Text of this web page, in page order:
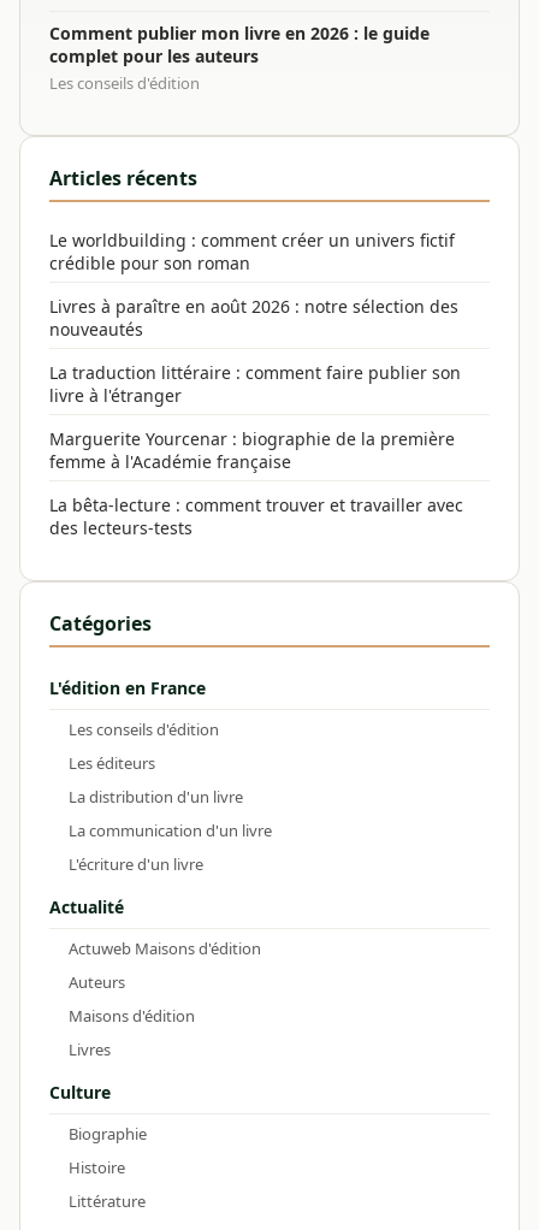
Comment publier mon livre en 2026 : le guide
complet pour les auteurs
Les conseils d'édition
Articles récents
Le worldbuilding : comment créer un univers fictif
crédible pour son roman
Livres à paraître en août 2026 : notre sélection des
nouveautés
La traduction littéraire : comment faire publier son
livre à l'étranger
Marguerite Yourcenar : biographie de la première
femme à l'Académie française
La bêta-lecture : comment trouver et travailler avec
des lecteurs-tests
Catégories
L'édition en France
Les conseils d'édition
Les éditeurs
La distribution d'un livre
La communication d'un livre
L'écriture d'un livre
Actualité
Actuweb Maisons d'édition
Auteurs
Maisons d'édition
Livres
Culture
Biographie
Histoire
Littérature